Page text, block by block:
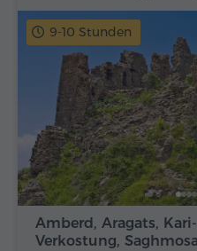
9-10 Stunden
Amberd, Aragats,
Verkostung,